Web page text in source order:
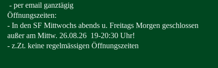
- per email ganztägig
Öffnungszeiten:
- In den SF Mittwochs abends u. Freitags Morgen geschlossen
außer am Mittw. 26.08.26 19-20:30 Uhr!
- z.Zt. keine regelmässigen Öffnungszeiten